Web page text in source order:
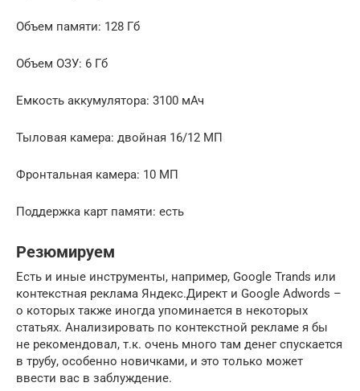
Объем памяти: 128 Гб
Объем ОЗУ: 6 Гб
Емкость аккумулятора: 3100 мАч
Тыловая камера: двойная 16/12 МП
Фронтальная камера: 10 МП
Поддержка карт памяти: есть
Резюмируем
Есть и иные инструменты, например, Google Trands или
контекстная реклама Яндекс.Директ и Google Adwords –
о которых также иногда упоминается в некоторых
статьях. Анализировать по контекстной рекламе я бы
не рекомендовал, т.к. очень много там денег спускается
в трубу, особенно новичками, и это только может
ввести вас в заблуждение.